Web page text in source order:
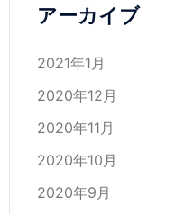
アーカイブ
2021年1月
2020年12月
2020年11月
2020年10月
2020年9月